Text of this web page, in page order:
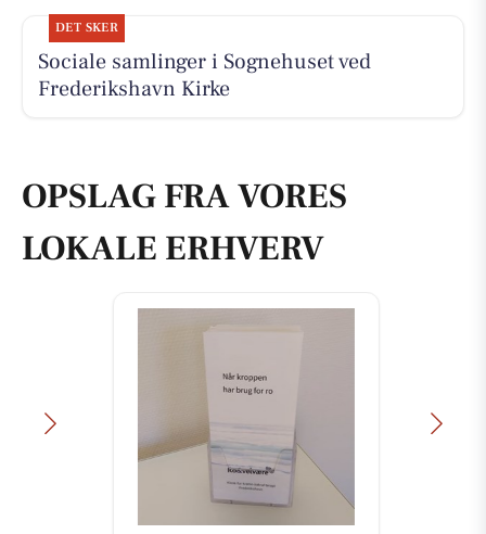
DET SKER
Sociale samlinger i Sognehuset ved
Frederikshavn Kirke
OPSLAG FRA VORES
LOKALE ERHVERV